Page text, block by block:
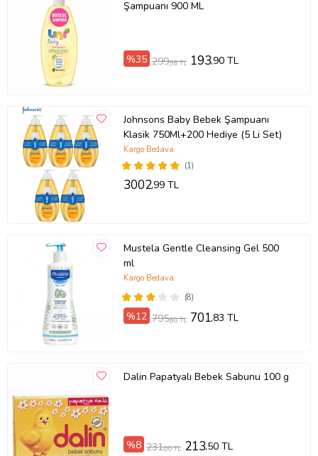
Şampuanı 900 ML
%35 299,98 TL 193,90 TL
Johnsons Baby Bebek Şampuanı
Klasik 750Ml+200 Hediye (5 Li Set)
(1)
Kargo Bedava
3002,99 TL
Mustela Gentle Cleansing Gel 500
ml
(8)
Kargo Bedava
%12 795,80 TL 701,83 TL
Dalin Papatyalı Bebek Sabunu 100 g
%8 231,00 TL 213,50 TL